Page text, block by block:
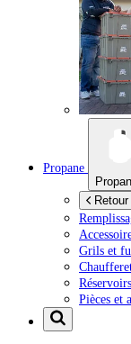
Propane
Grils et
Pièces et